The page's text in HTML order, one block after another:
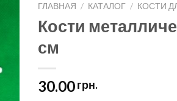
ГЛАВНАЯ / КАТАЛОГ / КОСТИ
Кости
см
30.00грн.